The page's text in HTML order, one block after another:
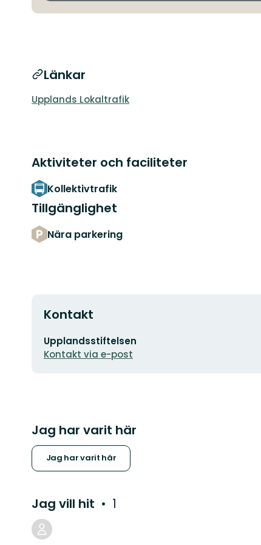
Länkar
Upplands Lokaltrafik
Aktiviteter och faciliteter
Kollektivtrafik
Tillgänglighet
Nära parkering
Kontakt
E-
postadress
Upplandsstiftelsen
Kontakt via e-post
Jag har varit här
Jag har varit här
Jag vill hit 1